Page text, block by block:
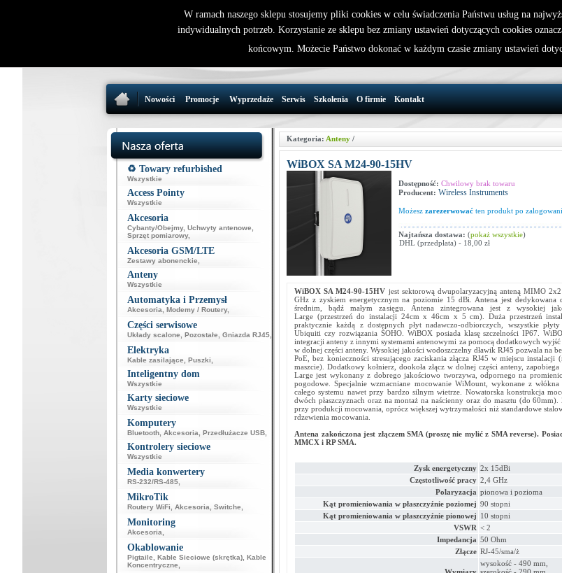
32 721 86 72
support@wirelesslan.com.pl
W koszyku
Nowości Promocje Wyprzedaże Serwis Szkolenia O firmie Kontakt
♻️ Towary refurbished
Wszystkie
Access Pointy
Wszystkie
Akcesoria
Cybanty/Obejmy, Uchwyty antenowe
Sprzęt pomiarowy,
Akcesoria GSM/LTE
Zestawy abonenckie
Anteny
Wszystkie
Automatyka i Przemysł
Akcesoria Modemy / Routery,
Części serwisowe
Układy scalone Pozostałe Gniazda RJ45,
Elektryka
Kable zasilające Puszki
Inteligentny dom
Wszystkie
Karty sieciowe
Wszystkie
Komputery
Bluetooth, Akcesoria Przedłużacze USB,
Kontrolery sieciowe
Wszystkie
Media konwertery
RS-232/RS-485,
MikroTik
Routery WiFi Akcesoria Switche
Monitoring
Akcesoria
Okablowanie
Pigtaile Kable Sieciowe (skrętka), Kable
Koncentryczne
Kategoria: Anteny /
WiBOX SA M24-90-15HV
Dostępność: Chwilowy brak towaru
Producent: Wireless Instruments
Możesz zarezerwować ten produkt po
Najtańsza dostawa: (pokaż wszystkie)
DHL (przedpłata) - 18,00 zł
WiBOX SA M24-90-15HV jest sektorową dwupolaryzacyjną anteną MIMO
GHz z zyskiem energetycznym na poziomie 15 dBi. Antena jest dedykowana
średnim, bądź małym zasięgu. Antena zintegrowana jest z wysokiej
Large (przestrzeń do instalacji 24cm x 46cm x 5 cm). Duża przestrzeń
praktycznie każdą z dostępnych płyt nadawczo-odbiorczych, wszystkie
Ubiquiti czy rozwiązania SOHO. WiBOX posiada klasę szczelności IP67.
integracji anteny z innymi systemami antenowymi za pomocą dodatkowych
w dolnej części anteny. Wysokiej jakości wodoszczelny dławik RJ45 pozwala na
PoE, bez konieczności stresującego zaciskania złącza RJ45 w miejscu
maszcie). Dodatkowy kołnierz, dookoła złącz w dolnej części anteny,
Large jest wykonany z dobrego jakościowo tworzywa, odpornego na
pogodowe. Specjalnie wzmacniane mocowanie WiMount, wykonane z włókna
całego systemu nawet przy bardzo silnym wietrze. Nowatorska konstrukcja
dwóch płaszczyznach oraz na montaż na naścienny oraz do masztu (do 60mm).
przy produkcji mocowania, oprócz większej wytrzymałości niż standardowe
rdzewienia mocowania.
Antena zakończona jest złączem SMA (proszę nie mylić z SMA reverse).
MMCX i RP SMA.
Zysk energetyczny 2x 15dBi
Częstotliwość pracy 2,4 GHz
Polaryzacja pionowa i pozioma
Kąt promieniowania w płaszczyźnie poziomej 90 stopni
Kąt promieniowania w płaszczyźnie pionowej 10 stopni
VSWR < 2
Impedancja 50 Ohm
Złącze RJ-45/sma/ż
wysokość - 490 mm,
W ramach naszego sklepu stosujemy pliki cookies w celu świadczenia Państwu usług na
indywidualnych potrzeb. Korzystanie ze sklepu bez zmiany ustawień dotyczących cookies
końcowym. Możecie Państwo dokonać w każdym czasie zmiany ustawień